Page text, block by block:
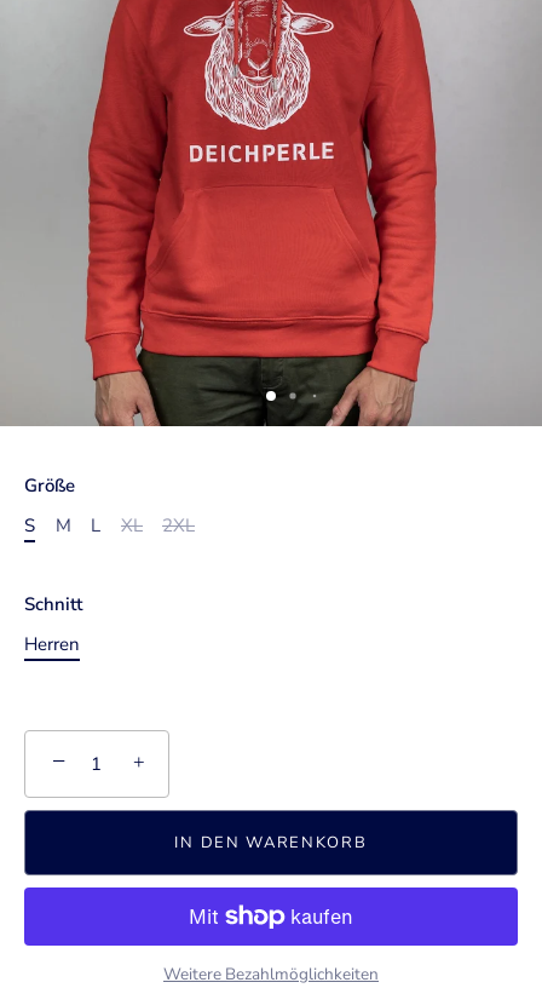
Größe
S
M L XL 2XL
Schnitt
Herren
− +
IN DEN WARENKORB
Weitere Bezahlmöglichkeiten